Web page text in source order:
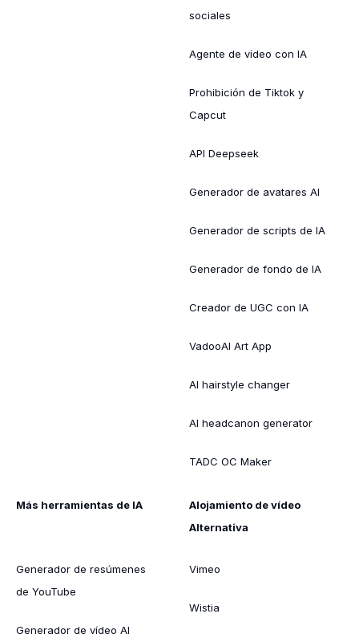
sociales
Agente de vídeo con IA
Prohibición de Tiktok y
Capcut
API Deepseek
Generador de avatares AI
Generador de scripts de IA
Generador de fondo de IA
Creador de UGC con IA
VadooAI Art App
AI hairstyle changer
AI headcanon generator
TADC OC Maker
Más herramientas de IA
Generador de resúmenes
de YouTube
Generador de vídeo AI
Alojamiento de vídeo
Alternativa
Vimeo
Wistia